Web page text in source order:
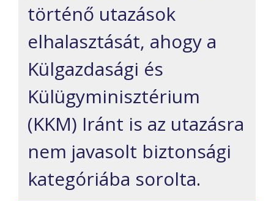
történő utazások
elhalasztását, ahogy a
Külgazdasági és
Külügyminisztérium
(KKM) Iránt is az utazásra
nem javasolt biztonsági
kategóriába sorolta.